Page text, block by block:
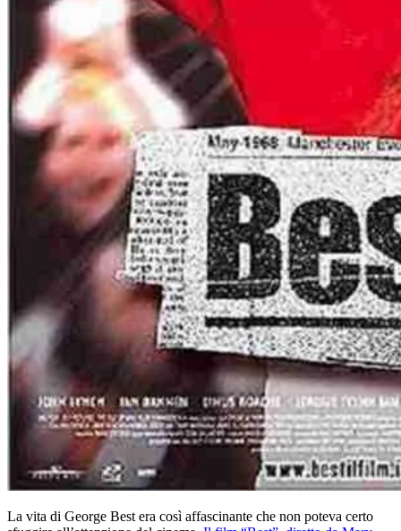
La vita di George Best era così affascinante che non poteva certo